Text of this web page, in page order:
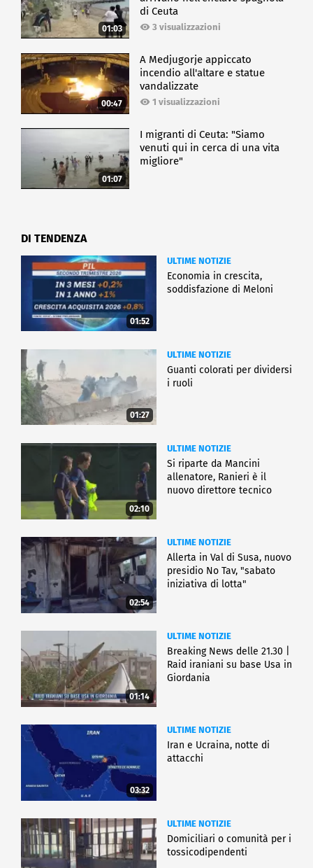
01:03
di Ceuta
3 visualizzazioni
00:47
A Medjugorje appiccato
incendio all'altare e statue
vandalizzate
1 visualizzazioni
01:07
I migranti di Ceuta: "Siamo
venuti qui in cerca di una vita
migliore"
DI TENDENZA
01:52
ULTIME NOTIZIE
Economia in crescita,
soddisfazione di Meloni
01:27
ULTIME NOTIZIE
Guanti colorati per dividersi
i ruoli
02:10
ULTIME NOTIZIE
Si riparte da Mancini
allenatore, Ranieri è il
nuovo direttore tecnico
02:54
ULTIME NOTIZIE
Allerta in Val di Susa, nuovo
presidio No Tav, "sabato
iniziativa di lotta"
01:14
ULTIME NOTIZIE
Breaking News delle 21.30 |
Raid iraniani su base Usa in
Giordania
03:32
ULTIME NOTIZIE
Iran e Ucraina, notte di
attacchi
ULTIME NOTIZIE
Domiciliari o comunità per i
tossicodipendenti